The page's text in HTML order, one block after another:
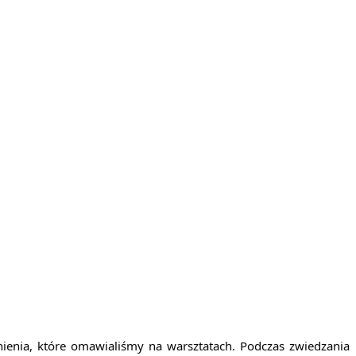
które omawialiśmy na warsztatach. Podczas zwiedzania